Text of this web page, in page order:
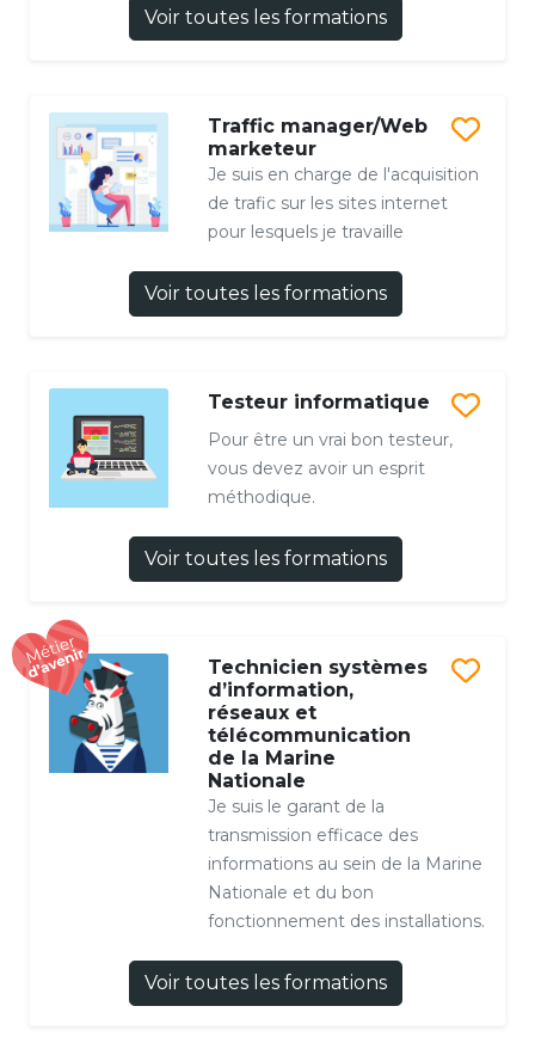
Voir toutes les formations
Traffic manager/Web
marketeur
Je suis en charge de l'acquisition
de trafic sur les sites internet
pour lesquels je travaille
Voir toutes les formations
Testeur informatique
Pour être un vrai bon testeur,
vous devez avoir un esprit
méthodique.
Voir toutes les formations
Technicien systèmes
d’information,
réseaux et
télécommunication
de la Marine
Nationale
Je suis le garant de la
transmission efficace des
informations au sein de la Marine
Nationale et du bon
fonctionnement des installations.
Voir toutes les formations